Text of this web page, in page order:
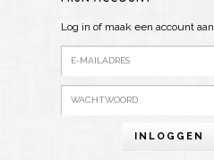
Log in of maak een account aan
INLOGGEN